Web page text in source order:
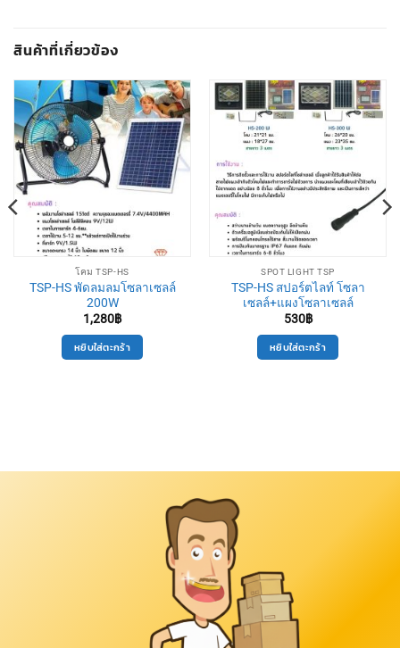
สินค้าที่เกี่ยวข้อง
โคม TSP-HS
TSP-HS พัดลมลมโซลาเซลล์
200W
1,280฿
หยิบใส่ตะกร้า
SPOT LIGHT TSP
TSP-HS สปอร์ตไลท์ โซลา
เซลล์+แผงโซลาเซลล์
530฿
หยิบใส่ตะกร้า